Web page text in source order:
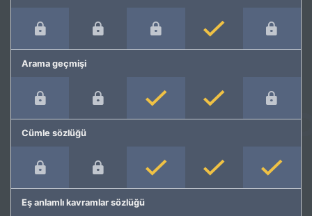
Arama geçmişi
Cümle sözlüğü
Eş anlamlı kavramlar sözlüğü